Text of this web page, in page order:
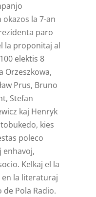
la 7-an
paro
la proponitaj al
elektis 8
Orzeszkowa,
Prus, Bruno
Stefan
kaj Henryk
kies
poleco
enhavoj,
Kelkaj el la
la literaturaj
de Pola Radio.